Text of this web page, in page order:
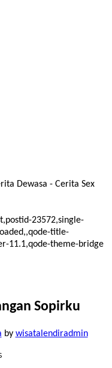
Dewasa - Cerita Sex
23572,single-
title-
11.1,qode-theme-bridge
Sopirku
by wisatalendiradmin